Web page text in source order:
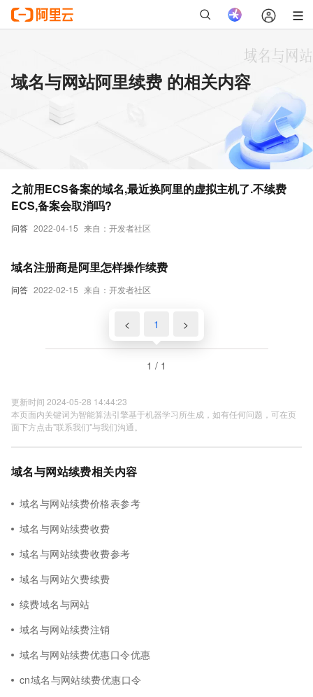
域名与网站阿里续费 的相关内容
问答 2022-04-15 来自：开发者社区
之前用ECS备案的域名,最近换阿里的虚拟主机了.不续费
ECS,备案会取消吗?
问答 2022-02-15 来自：开发者社区
域名注册商是阿里怎样操作续费
< 1 >
1 / 1
更新时间 2024-05-28 14:44:23
本页面内关键词为智能算法引擎基于机器学习所生成，如有任何问题，可在页
面下方点击"联系我们"与我们沟通。
域名与网站续费相关内容
域名与网站续费价格表参考
域名与网站续费收费
域名与网站续费收费参考
域名与网站欠费续费
续费域名与网站
域名与网站续费注销
域名与网站续费优惠口令优惠
cn域名与网站续费优惠口令